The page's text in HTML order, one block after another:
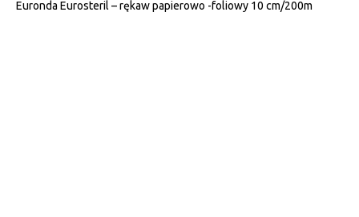
Euronda Eurosteril – rękaw papierowo -foliowy 10 cm/200m